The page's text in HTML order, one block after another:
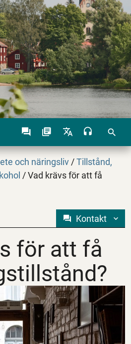
search
och näringsliv / Tillstånd,
/Vad krävs för att få
för att få
Kontakt
för att få